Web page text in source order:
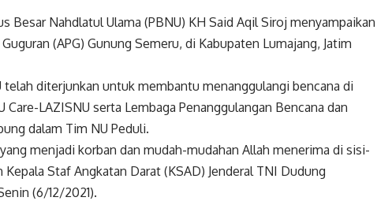
Besar Nahdlatul Ulama (PBNU) KH Said Aqil Siroj menyampaikan
(APG) Gunung Semeru, di Kabupaten Lumajang, Jatim
diterjunkan untuk membantu menanggulangi bencana di
LAZISNU serta Lembaga Penanggulangan Bencana dan
dalam Tim NU Peduli.
menjadi korban dan mudah-mudahan Allah menerima di sisi-
Staf Angkatan Darat (KSAD) Jenderal TNI Dudung
(6/12/2021).